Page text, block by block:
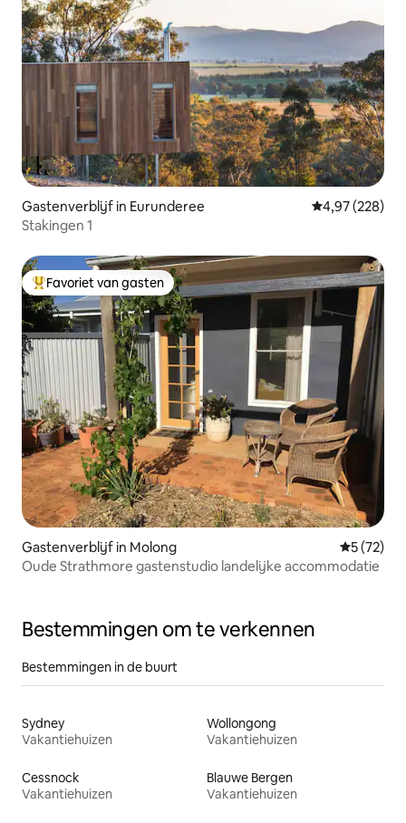
Gastenverblijf in Eurunderee Gemiddelde
4,97 (228)
Stakingen 1
Topfavoriet van gasten
Favoriet van gasten
Gastenverblijf in Molong
5 (72)
Oude Strathmore gastenstudio landelijke accommodatie
Bestemmingen om te verkennen
Bestemmingen in de buurt
Sydney
Vakantiehuizen
Wollongong
Vakantiehuizen
Cessnock
Vakantiehuizen
Blauwe Bergen
Vakantiehuizen